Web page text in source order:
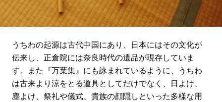
うちわの起源は古代中国にあり、日本にはその文化が
伝来し、正倉院には奈良時代の遺品が現存していま
す。また『万葉集』にも詠まれているように、うちわ
は古来より涼をとる道具としてだけでなく、日よけ、
塵よけ、祭礼や儀式、貴族の顔隠しといった多様な用